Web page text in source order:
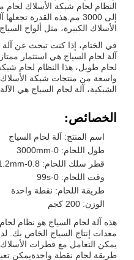
النظام لحام شبكة الأسلاك
إلى 3000 مم.هذه القدرة
الأسلاك الكبيرة، مثل ألواح
في الختام، إذا كنت تبحث عن آلة
آلة لحام السياج هي استثمار
لحام طويل، هذا النظام لحام
واسعة من منتجات شبكة
الشبكية، آلة لحام السياج هي الآلة
الخصائص:
اسم المنتج: آلة لحام السياج
طول اللحام: 0-3000mm
قطر سلك اللحام: 0.8-1.2mm
وقت اللحام: 0-99s
طريقة اللحام: نقطة واحدة
الوزن: 200 كجم
هذه آلة لحام السياج هو نظام